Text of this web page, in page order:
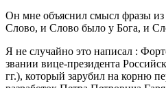
Он мне объяснил смысл фразы
Слово, и Слово было у Бога, и
Я не случайно это написал :
звании вице-президента
гг.), который зарубил на корню